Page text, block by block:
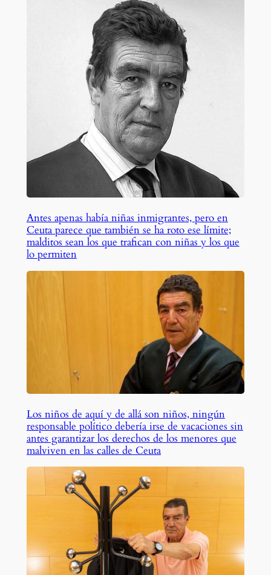
Antes apenas había niñas inmigrantes, pero en
Ceuta parece que también se ha roto ese límite;
malditos sean los que trafican con niñas y los que
lo permiten
Los niños de aquí y de allá son niños, ningún
responsable político debería irse de vacaciones sin
antes garantizar los derechos de los menores que
malviven en las calles de Ceuta